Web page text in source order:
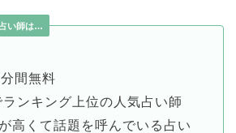
い師は…
間無料
ンキング上位の人気占い師
高くて話題を呼んでいる占い